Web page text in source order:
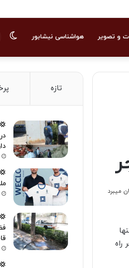
و تصویر هواشناسی نیشابور
راه
تازه